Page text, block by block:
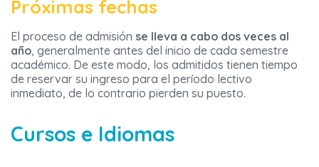
Próximas fechas
El proceso de admisión se lleva a cabo dos veces al
año, generalmente antes del inicio de cada semestre
académico. De este modo, los admitidos tienen tiempo
de reservar su ingreso para el período lectivo
inmediato, de lo contrario pierden su puesto.
Cursos e Idiomas